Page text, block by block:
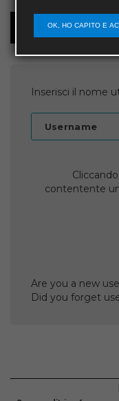
Password recovery
Inserisci il nome
Username
contentente
Are you a new
Did you forget
OK, HO CAPITO E